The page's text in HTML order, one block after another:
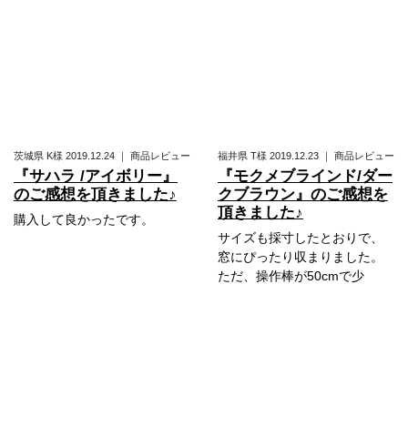
茨城県 K様 2019.12.24 ｜ 商品レビュー
『サハラ /アイボリー』
のご感想を頂きました♪
購入して良かったです。
福井県 T様 2019.12.23 ｜ 商品レビュー
『モクメブラインド/ダー
クブラウン』のご感想を
頂きました♪
サイズも採寸したとおりで、
窓にぴったり収まりました。
ただ、操作棒が50cmで少